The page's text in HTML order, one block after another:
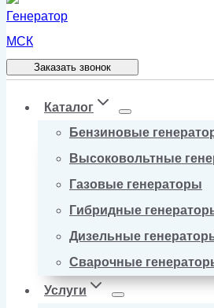
Заказать звонок
Каталог
Бензиновые
Высоковольтные
Газовые генераторы
Гибридные
Дизельные
Сварочные
Услуги